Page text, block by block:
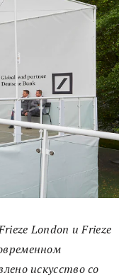
London и Frieze
искусство со